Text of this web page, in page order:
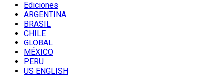
Ediciones
ARGENTINA
BRASIL
CHILE
GLOBAL
MÉXICO
PERU
US ENGLISH